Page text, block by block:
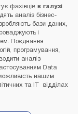
фахівців в галузі
аналіз бізнес-
бази даних,
і
Поєднання
програмування,
аналіз
Data
нашим
та ІТ відділах